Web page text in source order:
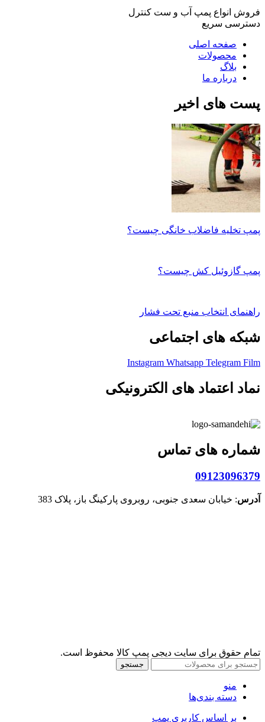
فروش انواع پمپ آب و ست کنترل
دسترسی سریع
صفحه اصلی
محصولات
بلاگ
درباره ما
پست های اخیر
پمپ تخلیه فاضلاب خانگی چیست؟
پمپ گازوئیل کش چیست؟
راهنمای انتخاب منبع تحت فشار
شبکه های اجتماعی
Instagram Whatsapp Telegram Film
نماد اعتماد های الکترونیکی
شماره های تماس
09123096379
آدرس: خیابان سعدی جنوبی، روبروی پارکینگ باز، پلاک 383
تمام حقوق برای سایت دیجی پمپ کالا محفوظ است.
جستجو
منو
دسته بندی‌ها
بر اساس کاربری پمپ